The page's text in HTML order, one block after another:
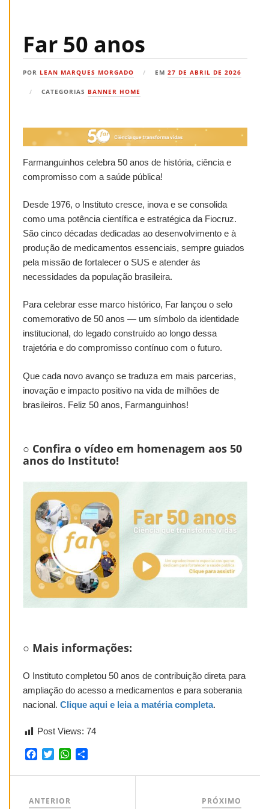
Far 50 anos
POR LEAN MARQUES MORGADO EM 27 DE ABRIL DE 2026
CATEGORIAS BANNER HOME
Farmanguinhos celebra 50 anos de história, ciência e
compromisso com a saúde pública!
Desde 1976, o Instituto cresce, inova e se consolida
como uma potência científica e estratégica da Fiocruz.
São cinco décadas dedicadas ao desenvolvimento e à
produção de medicamentos essenciais, sempre guiados
pela missão de fortalecer o SUS e atender às
necessidades da população brasileira.
Para celebrar esse marco histórico, Far lançou o selo
comemorativo de 50 anos — um símbolo da identidade
institucional, do legado construído ao longo dessa
trajetória e do compromisso contínuo com o futuro.
Que cada novo avanço se traduza em mais parcerias,
inovação e impacto positivo na vida de milhões de
brasileiros. Feliz 50 anos, Farmanguinhos!
○ Confira o vídeo em homenagem aos 50
anos do Instituto!
○ Mais informações:
O Instituto completou 50 anos de contribuição direta para
ampliação do acesso a medicamentos e para soberania
nacional. Clique aqui e leia a matéria completa.
Post Views: 74
Facebook
TwitterWhatsApp
ANTERIOR PRÓXIMO